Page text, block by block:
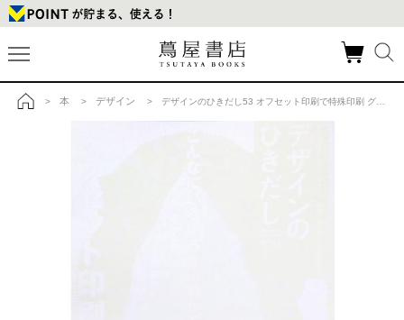
> 本 > デザイン > デザインのひきだし53 オフセット印刷で特殊印刷 グラフィック社の商品詳細